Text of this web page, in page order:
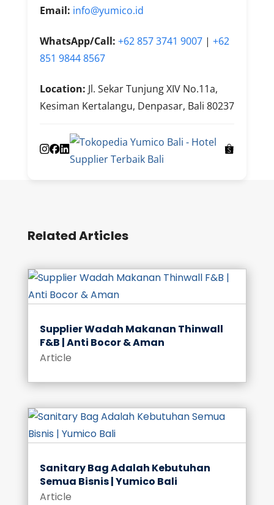
Email: info@yumico.id
WhatsApp/Call: +62 857 3741 9007| +62
851 9844 8567
Location: Jl. Sekar Tunjung XIV No.11a,
Kesiman Kertalangu, Denpasar, Bali 80237
Related Articles
Supplier Wadah Makanan Thinwall
F&B | Anti Bocor & Aman
Article
Sanitary Bag Adalah Kebutuhan
Semua Bisnis | Yumico Bali
Article